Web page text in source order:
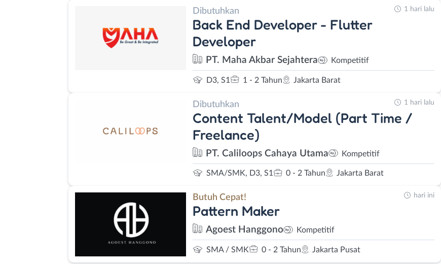
Dibutuhkan
Back End Developer - Flutter
Developer
PT. Maha Akbar Sejahtera Kompetitif
D3, S1 1 - 2 Tahun Jakarta Barat
1 hari lalu
Dibutuhkan
Content Talent/Model (Part Time /
Freelance)
PT. Caliloops Cahaya Utama Kompetitif
SMA/SMK, D3, S1 0 - 2 Tahun Jakarta Barat
1 hari lalu
Butuh Cepat!
Pattern Maker
Agoest Hanggono Kompetitif
SMA / SMK 0 - 2 Tahun Jakarta Pusat
hari ini